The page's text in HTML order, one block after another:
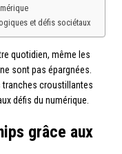
et défis sociétaux
quotidien, même les
sont pas épargnées.
croustillantes
défis du numérique.
grâce aux